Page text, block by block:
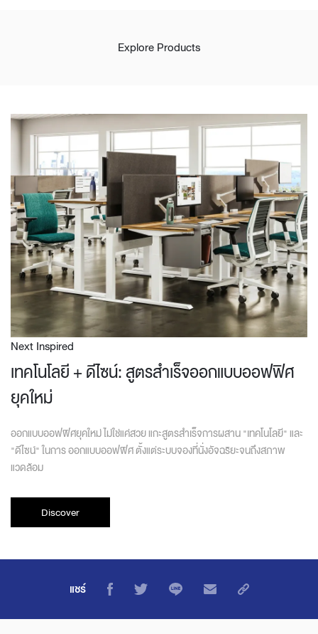
Explore Products
Next Inspired
เทคโนโลยี + ดีไซน์: สูตรสำเร็จออกแบบออฟฟิศ
ยุคใหม่
ออกแบบออฟฟิศยุคใหม่ ไม่ใช่แค่สวย แกะสูตรสำเร็จการผสาน "เทคโนโลยี" และ
"ดีไซน์" ในการ ออกแบบออฟฟิศ ตั้งแต่ระบบจองที่นั่งอัจฉริยะจนถึงสภาพ
แวดล้อม
Discover
แชร์